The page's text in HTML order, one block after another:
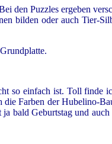
den Puzzles ergeben
bilden oder auch Tier-
so einfach ist. Toll finde
die Farben der Hubelino-
bald Geburtstag und